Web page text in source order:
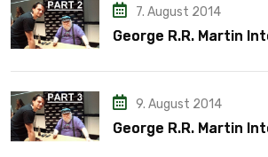
7. August 2014
George R.R. Martin
9. August 2014
George R.R. Martin